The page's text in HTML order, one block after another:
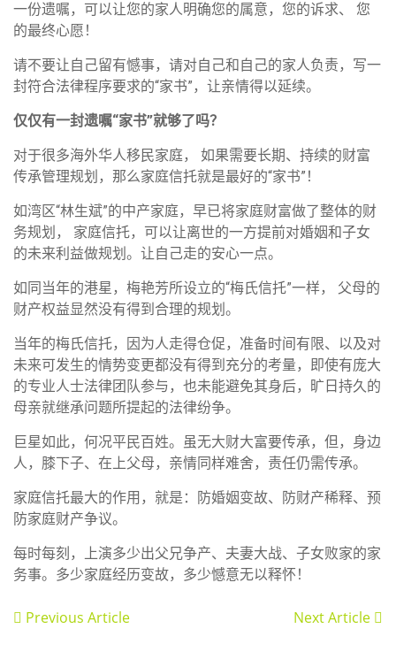
一份遗嘱，可以让您的家人明确您的属意，您的诉求、 您
的最终心愿！
请不要让自己留有憾事，请对自己和自己的家人负责，写一
封符合法律程序要求的“家书”，让亲情得以延续。
仅仅有一封遗嘱“家书”就够了吗？
对于很多海外华人移民家庭， 如果需要长期、持续的财富
传承管理规划，那么家庭信托就是最好的“家书”！
如湾区“林生斌”的中产家庭，早已将家庭财富做了整体的财
务规划， 家庭信托，可以让离世的一方提前对婚姻和子女
的未来利益做规划。让自己走的安心一点。
如同当年的港星，梅艳芳所设立的“梅氏信托”一样， 父母的
财产权益显然没有得到合理的规划。
当年的梅氏信托，因为人走得仓促，准备时间有限、以及对
未来可发生的情势变更都没有得到充分的考量，即使有庞大
的专业人士法律团队参与，也未能避免其身后，旷日持久的
母亲就继承问题所提起的法律纷争。
巨星如此，何况平民百姓。虽无大财大富要传承，但，身边
人，膝下子、在上父母，亲情同样难舍，责任仍需传承。
家庭信托最大的作用，就是：防婚姻变故、防财产稀释、预
防家庭财产争议。
每时每刻，上演多少出父兄争产、夫妻大战、子女败家的家
务事。多少家庭经历变故，多少憾意无以释怀！
Previous Article Next Article